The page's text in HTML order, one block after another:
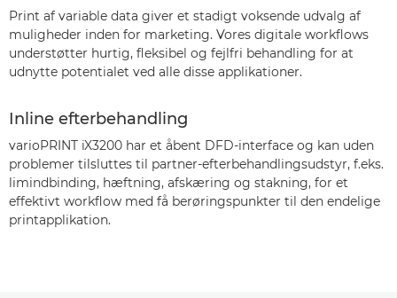
Print af variable data giver et stadigt voksende udvalg af
muligheder inden for marketing. Vores digitale workflows
understøtter hurtig, fleksibel og fejlfri behandling for at
udnytte potentialet ved alle disse applikationer.
Inline efterbehandling
varioPRINT iX3200 har et åbent DFD-interface og kan uden
problemer tilsluttes til partner-efterbehandlingsudstyr, f.eks.
limindbinding, hæftning, afskæring og stakning, for et
effektivt workflow med få berøringspunkter til den endelige
printapplikation.